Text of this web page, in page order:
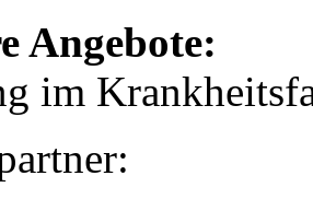
Angebote:
im